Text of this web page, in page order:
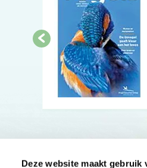
Deze website maakt gebruik